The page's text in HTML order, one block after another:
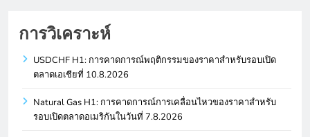
การวิเคราะห์
USDCHF H1: การคาดการณ์พฤติกรรมของราคาสำหรับรอบเปิด
ตลาดเอเชียที่ 10.8.2026
Natural Gas H1: การคาดการณ์การเคลื่อนไหวของราคาสำหรับ
รอบเปิดตลาดอเมริกันในวันที่ 7.8.2026